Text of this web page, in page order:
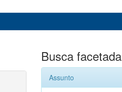
Busca facetada
Assunto